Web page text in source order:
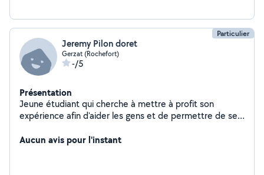
Particulier
Jeremy Pilon doret
Gerzat (Rochefort)
-/5
Présentation
Jeune étudiant qui cherche à mettre à profit son
expérience afin d'aider les gens et de permettre de se
qui permettra de financer ma voiture
Aucun avis pour l'instant